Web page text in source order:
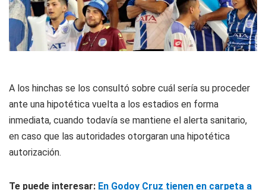
A los hinchas se los consultó sobre cuál sería su proceder
ante una hipotética vuelta a los estadios en forma
inmediata, cuando todavía se mantiene el alerta sanitario,
en caso que las autoridades otorgaran una hipotética
autorización.
Te puede interesar: En Godoy Cruz tienen en carpeta a